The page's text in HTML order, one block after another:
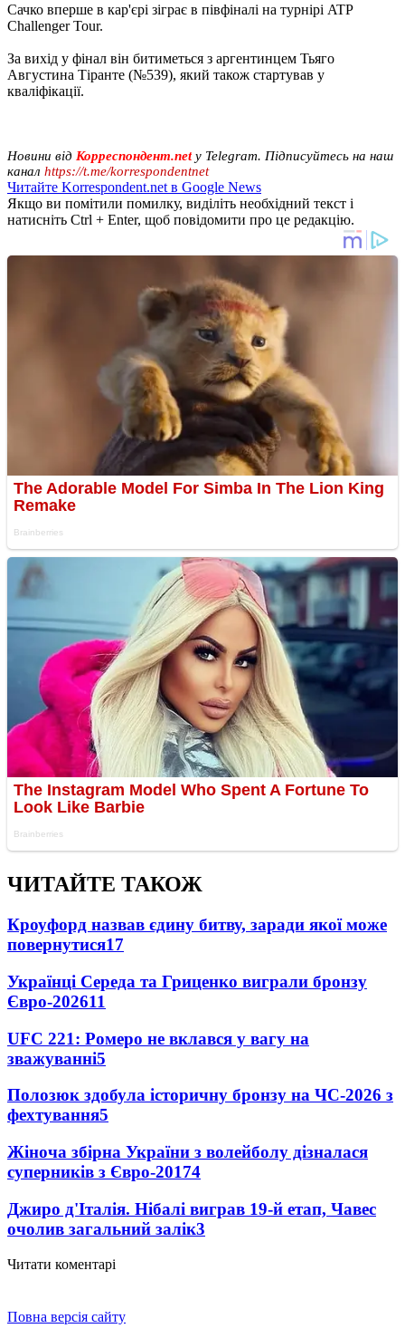
Сачко вперше в кар'єрі зіграє в півфіналі на турнірі ATP
Challenger Tour.
За вихід у фінал він битиметься з аргентинцем Тьяго
Августина Тіранте (№539), який також стартував у
кваліфікації.
Новини від Корреспондент.net у Telegram. Підписуйтесь на наш
канал https://t.me/korrespondentnet
Читайте Korrespondent.net в Google News
Якщо ви помітили помилку, виділіть необхідний текст і
натисніть Ctrl + Enter, щоб повідомити про це редакцію.
ЧИТАЙТЕ ТАКОЖ
Кроуфорд назвав єдину битву, заради якої може
повернутися17
Українці Середа та Гриценко виграли бронзу
Євро-202611
UFC 221: Ромеро не вклався у вагу на
зважуванні5
Полозюк здобула історичну бронзу на ЧС-2026 з
фехтування5
Жіноча збірна України з волейболу дізналася
суперників з Євро-20174
Джиро д'Італія. Нібалі виграв 19-й етап, Чавес
очолив загальний залік3
Читати коментарі
Повна версія сайту